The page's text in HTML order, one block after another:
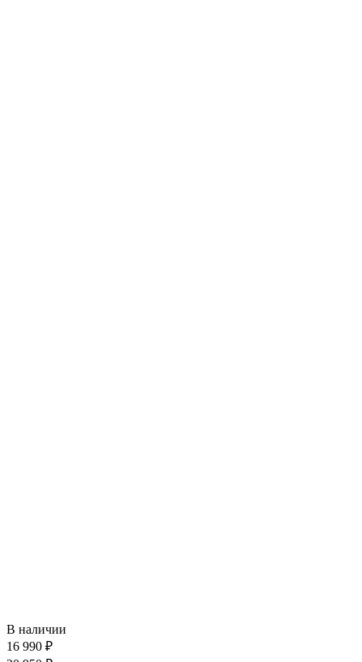
В наличии
16 990 ₽